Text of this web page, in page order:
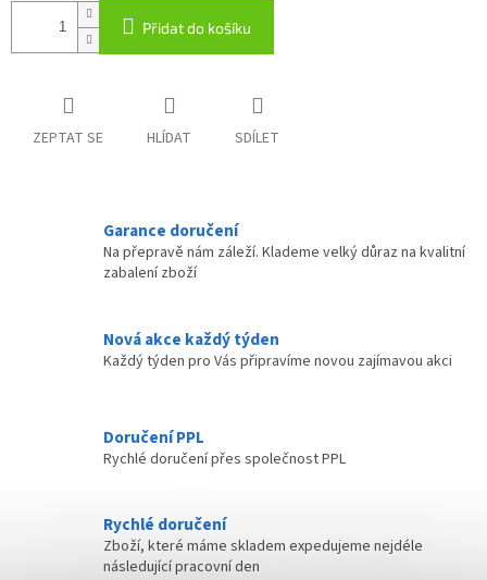
Přidat do košíku
ZEPTAT SE HLÍDAT SDÍLET
Garance doručení
Na přepravě nám záleží. Klademe velký důraz na kvalitní
zabalení zboží
Nová akce každý týden
Každý týden pro Vás připravíme novou zajímavou akci
Doručení PPL
Rychlé doručení přes společnost PPL
Rychlé doručení
Zboží, které máme skladem expedujeme nejdéle
následující pracovní den